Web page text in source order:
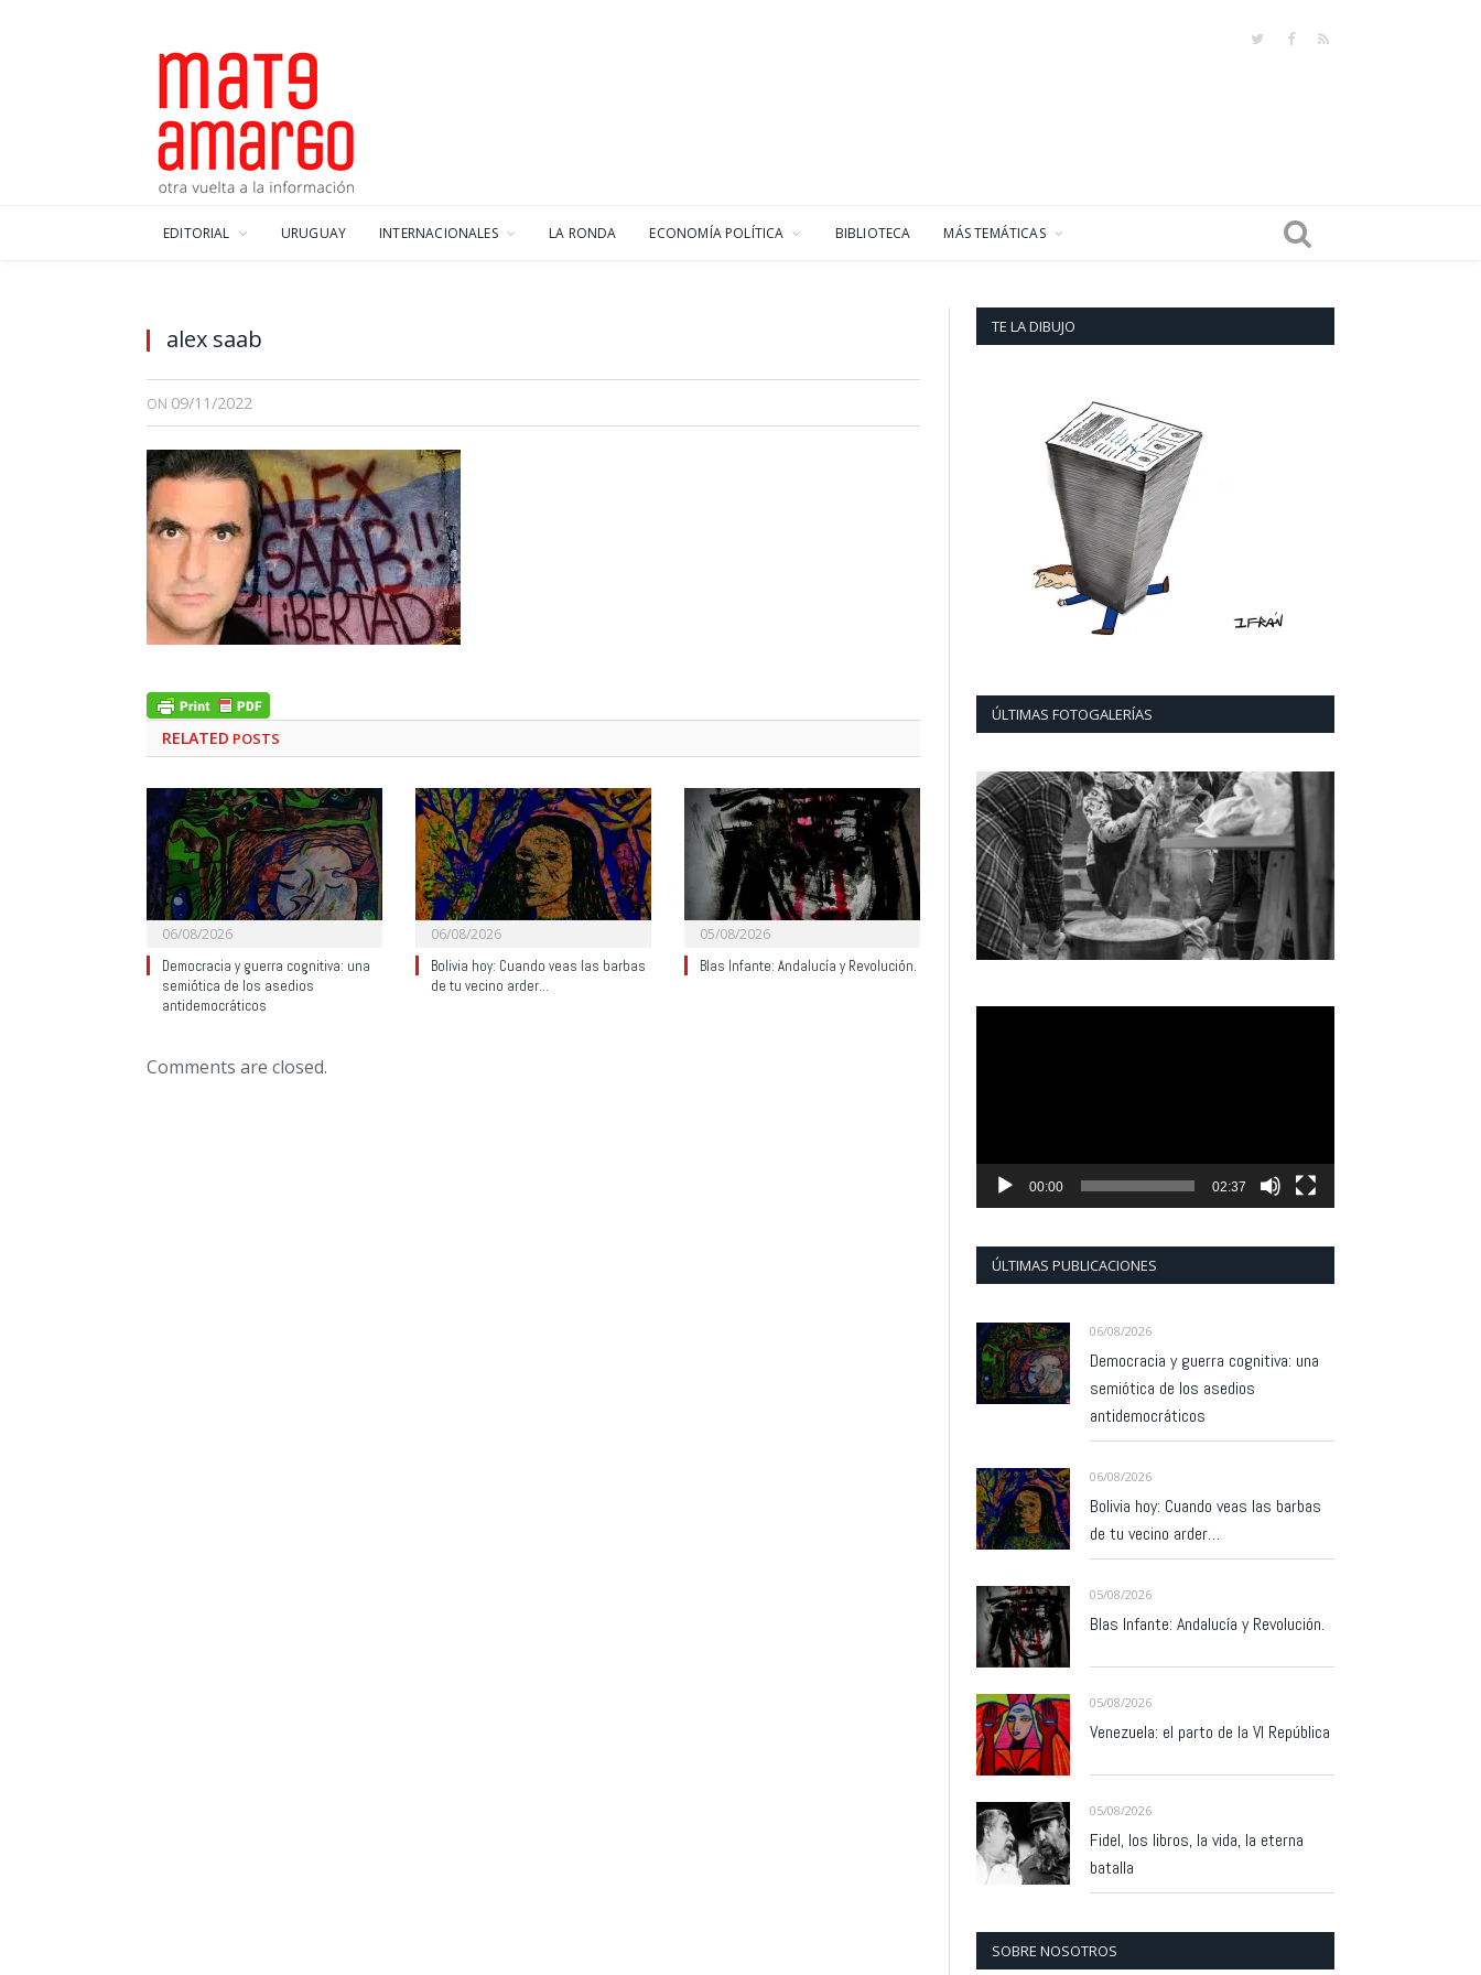
TwitterFacebook
RSS
EDITORIAL URUGUAY INTERNACIONALES LA RONDA ECONOMÍA POLÍTICA BIBLIOTECA MÁS TEMÁTICAS
alex saab
ON 09/11/2022
RELATED POSTS
06/08/2026
Democracia y guerra cognitiva: una
semiótica de los asedios
antidemocráticos
06/08/2026
Bolivia hoy: Cuando veas las barbas
de tu vecino arder…
05/08/2026
Blas Infante: Andalucía y Revolución.
Comments are closed.
TE LA DIBUJO
ÚLTIMAS FOTOGALERÍAS
00:00 02:37
ÚLTIMAS PUBLICACIONES
06/08/2026
Democracia y guerra cognitiva: una
semiótica de los asedios
antidemocráticos
06/08/2026
Bolivia hoy: Cuando veas las barbas
de tu vecino arder…
05/08/2026
Blas Infante: Andalucía y Revolución.
05/08/2026
Venezuela: el parto de la VI República
05/08/2026
Fidel, los libros, la vida, la eterna
batalla
SOBRE NOSOTROS